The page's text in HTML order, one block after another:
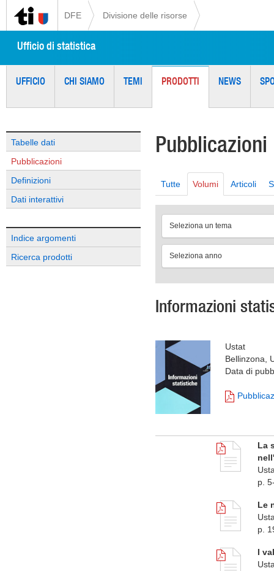
DFE Divisione delle risorse
Ufficio di statistica
UFFICIO CHI SIAMO TEMI PRODOTTI NEWS
Tabelle dati
Pubblicazioni
Definizioni
Dati interattivi
Indice argomenti
Ricerca prodotti
Pubblicazioni
Tutte Volumi Articoli
Seleziona un tema
Seleziona anno
Informazioni
Ustat
Bellinzona,
Data di
La
p.
Le
p.
I